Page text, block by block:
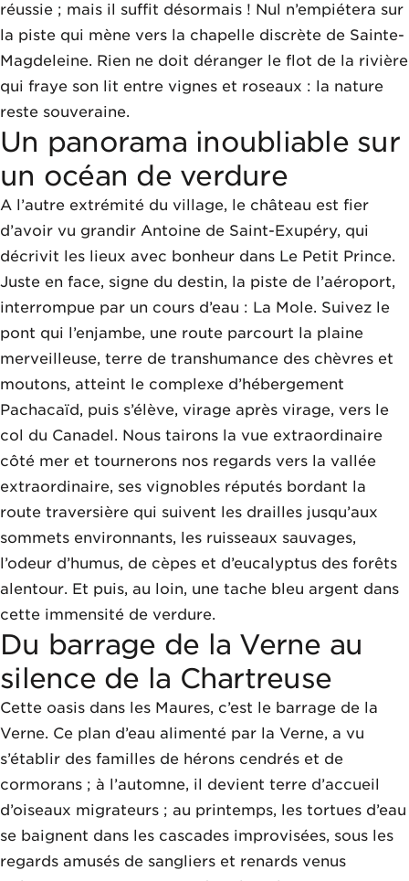
réussie ; mais il suffit désormais ! Nul n’empiétera sur
la piste qui mène vers la chapelle discrète de Sainte-
Magdeleine. Rien ne doit déranger le flot de la rivière
qui fraye son lit entre vignes et roseaux : la nature
reste souveraine.
Un panorama inoubliable sur
un océan de verdure
A l’autre extrémité du village, le château est fier
d’avoir vu grandir Antoine de Saint-Exupéry, qui
décrivit les lieux avec bonheur dans Le Petit Prince.
Juste en face, signe du destin, la piste de l’aéroport,
interrompue par un cours d’eau : La Mole. Suivez le
pont qui l’enjambe, une route parcourt la plaine
merveilleuse, terre de transhumance des chèvres et
moutons, atteint le complexe d’hébergement
Pachacaïd, puis s’élève, virage après virage, vers le
col du Canadel. Nous tairons la vue extraordinaire
côté mer et tournerons nos regards vers la vallée
extraordinaire, ses vignobles réputés bordant la
route traversière qui suivent les drailles jusqu’aux
sommets environnants, les ruisseaux sauvages,
l’odeur d’humus, de cèpes et d’eucalyptus des forêts
alentour. Et puis, au loin, une tache bleu argent dans
cette immensité de verdure.
Du barrage de la Verne au
silence de la Chartreuse
Cette oasis dans les Maures, c’est le barrage de la
Verne. Ce plan d’eau alimenté par la Verne, a vu
s’établir des familles de hérons cendrés et de
cormorans ; à l’automne, il devient terre d’accueil
d’oiseaux migrateurs ; au printemps, les tortues d’eau
se baignent dans les cascades improvisées, sous les
regards amusés de sangliers et renards venus